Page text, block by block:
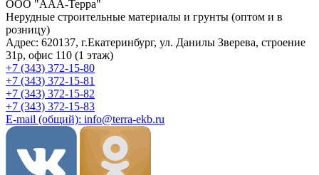
ООО "ААА-Терра"
Нерудные строительные материалы и грунты (оптом и в
розницу)
Адрес: 620137, г.Екатеринбург, ул. Данилы Зверева, строение
31р, офис 110 (1 этаж)
+7 (343) 372-15-80
+7 (343) 372-15-81
+7 (343) 372-15-82
+7 (343) 372-15-83
E-mail (общий): info@terra-ekb.ru